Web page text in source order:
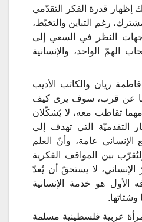
إظهار قدرة الفكر التقدّمي
رغم التباين والتخبّط،
النظر في السعي إلى
الهمّ الواحد، والإنسانية
ريان والكاتب الأديب
عن قرب، سوف يرى كيف
تقاطب معه، لا يُشكّلان
التقدميّة التي تهدف إلى
الإنساني عامة، وأنّ العلم
بين المواقف الفكرية
الإنساني، لا يستحقّ أن يُعدّ
الأول هو خدمة الإنسانية
وشتاتها.
عربية فلسطينية مسلمة